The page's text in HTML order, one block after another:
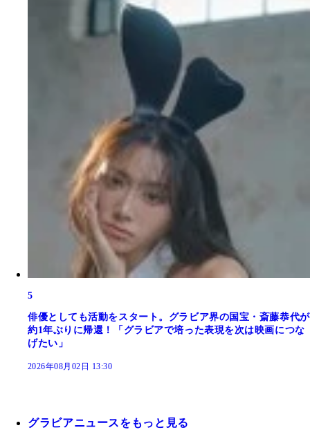
5
俳優としても活動をスタート。グラビア界の国宝・斎藤恭代が
約1年ぶりに帰還！「グラビアで培った表現を次は映画につな
げたい」
2026年08月02日 13:30
グラビアニュースをもっと見る